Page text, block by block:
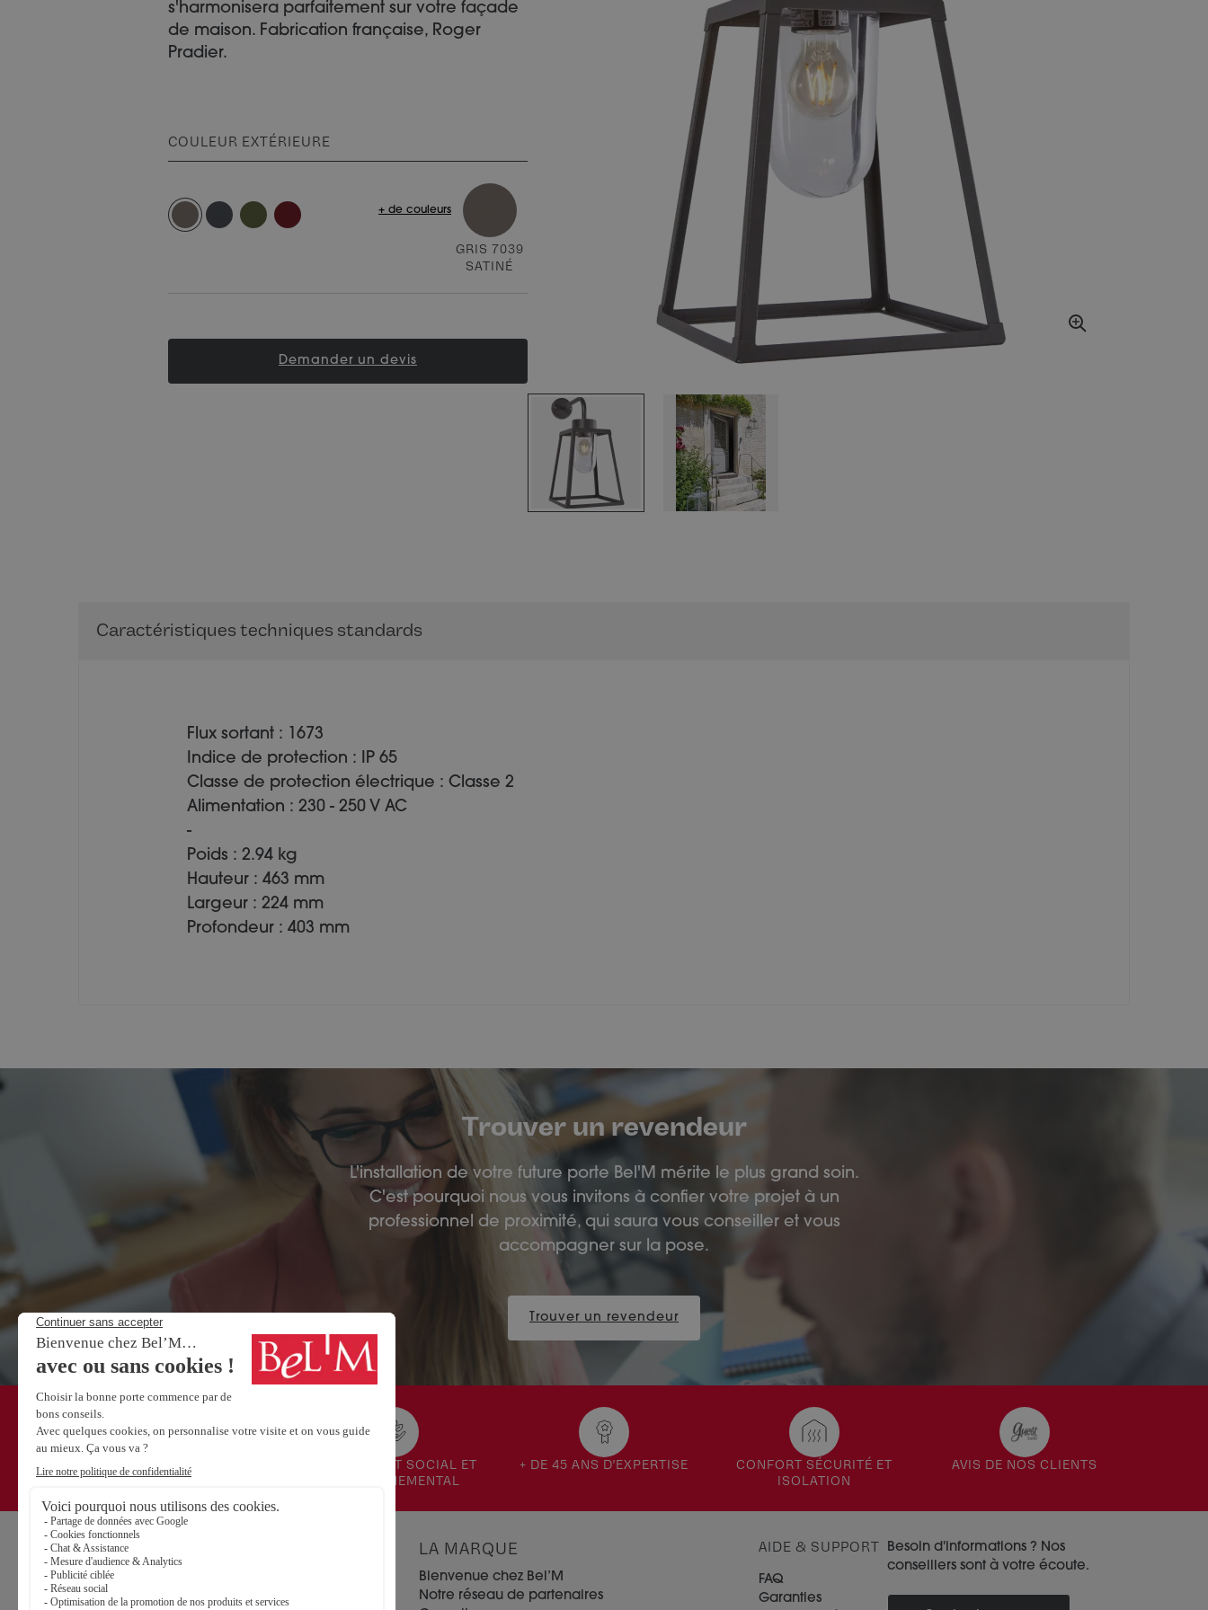
s'harmonisera parfaitement sur votre façade
de maison. Fabrication française, Roger
Pradier.
COULEUR EXTÉRIEURE
GRIS 7039
SATINÉ
+ de couleurs
Demander un devis
Caractéristiques techniques standards
Flux sortant : 1673
Indice de protection : IP 65
Classe de protection électrique : Classe 2
Alimentation : 230 - 250 V AC
-
Poids : 2.94 kg
Hauteur : 463 mm
Largeur : 224 mm
Profondeur : 403 mm
Trouver un revendeur
L'installation de votre future porte Bel'M mérite le plus grand soin.
C'est pourquoi nous vous invitons à confier votre projet à un
professionnel de proximité, qui saura vous conseiller et vous
accompagner sur la pose.
Trouver un revendeur
CONCEPTION ET FABRICATION
FRANÇAISE
ENGAGEMENT SOCIAL ET
ENVIRONNEMENTAL
+ DE 45 ANS D'EXPERTISE
CONFORT SÉCURITÉ ET
ISOLATION
AVIS DE NOS CLIENTS
NOS PORTES
Portes d’entrée Aluminium
Portes d’entrée Acier
LA MARQUE
Bienvenue chez Bel’M
Notre réseau de partenaires
AIDE & SUPPORT
FAQ
Garanties
Besoin d'informations ? Nos
conseillers sont à votre écoute.